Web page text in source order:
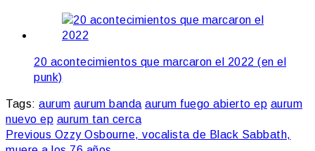
20 acontecimientos que marcaron el 2022 (en el
punk)
Tags: aurum aurum banda aurum fuego abierto ep aurum
nuevo ep aurum tan cerca
Continue
Previous Ozzy Osbourne, vocalista de Black Sabbath,